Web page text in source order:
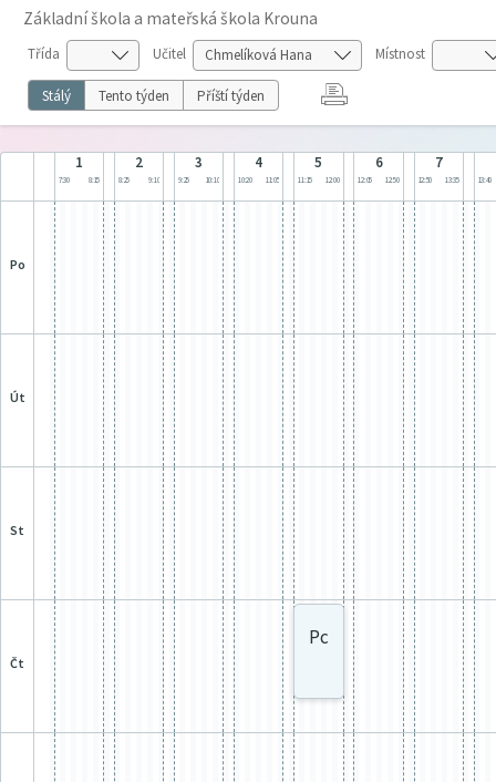
Základní škola a mateřská škola Krouna
Třída Učitel Místnost
Stálý Tento týden Příští týden
1
7:30 8:15
2
8:25 9:10
3
9:25 10:10
4
10:20 11:05
5
11:15 12:00
6
12:05 12:50
7
12:50 13:35 13:40
po
út
st
čt
Pc